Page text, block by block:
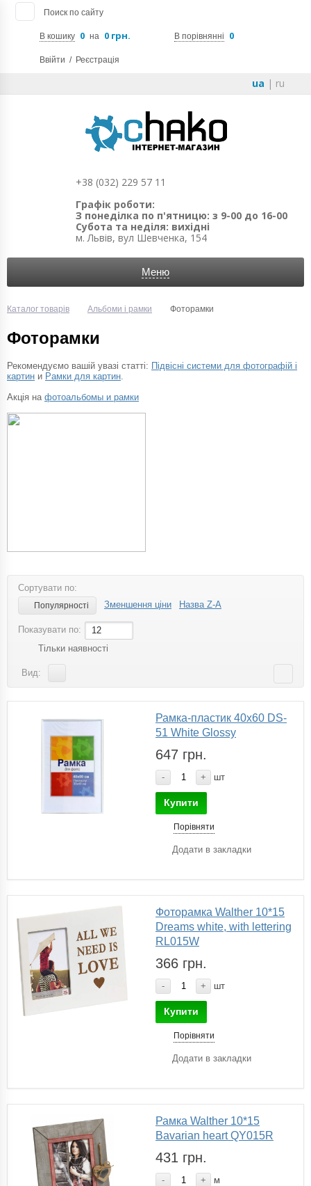
Поиск по сайту
В кошику 0 на 0 грн. В порівнянні 0
Ввійти / Реєстрація
ua | ru
+38 (032) 229 57 11
Графік роботи:
З понеділка по п'ятницю: з 9-00 до 16-00
Субота та неділя: вихідні
м. Львів, вул Шевченка, 154
Меню
Каталог товарів Альбоми і рамки Фоторамки
Фоторамки
Рекомендуємо вашій увазі статті: Підвісні системи для фотографій і
картин и Рамки для картин.
Акція на фотоальбомы и рамки
Сортувати по:
Популярності Зменшення ціни Назва Z-A
Показувати по:
12
Тільки наявності
Вид:
Рамка-пластик 40х60 DS-
51 White Glossy
647 грн.
- + шт
Купити
Порівняти
Додати в закладки
Фоторамка Walther 10*15
Dreams white, with lettering
RL015W
366 грн.
- + шт
Купити
Порівняти
Додати в закладки
Рамка Walther 10*15
Bavarian heart QY015R
431 грн.
- + м